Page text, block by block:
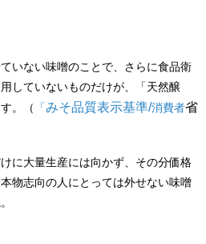
いない味噌のことで、さらに食品衛
していないものだけが、「天然醸
。（
「みそ品質表示基準/消費者省
に大量生産には向かず、その分価格
物志向の人にとっては外せない味噌